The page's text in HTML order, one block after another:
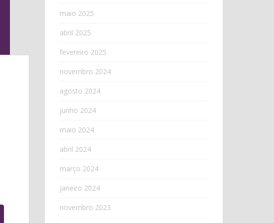
maio 2025
abril 2025
fevereiro 2025
novembro 2024
agosto 2024
junho 2024
maio 2024
abril 2024
março 2024
janeiro 2024
novembro 2023